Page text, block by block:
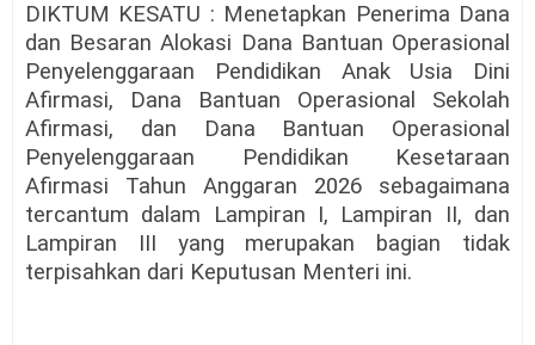
DIKTUM KESATU : Menetapkan Penerima Dana
dan Besaran Alokasi Dana Bantuan Operasional
Penyelenggaraan Pendidikan Anak Usia Dini
Afirmasi, Dana Bantuan Operasional Sekolah
Afirmasi, dan Dana Bantuan Operasional
Penyelenggaraan Pendidikan Kesetaraan
Afirmasi Tahun Anggaran 2026 sebagaimana
tercantum dalam Lampiran I, Lampiran II, dan
Lampiran III yang merupakan bagian tidak
terpisahkan dari Keputusan Menteri ini.